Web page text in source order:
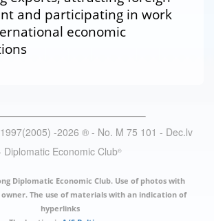
and participating in work
economic
-2026 ® - No. M 75 101 - Dec.lv
Diplomatic Economic Club®
Diplomatic Economic Club. Use of photos with
The use of materials with an indication of
hyperlinks